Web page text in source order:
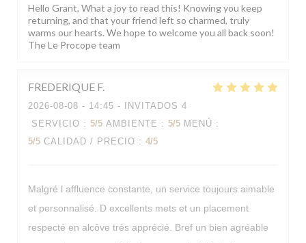
Hello Grant, What a joy to read this! Knowing you keep
returning, and that your friend left so charmed, truly
warms our hearts. We hope to welcome you all back soon!
The Le Procope team
FREDERIQUE F
2026-08-08 - 14:45 - INVITADOS 4
SERVICIO : 5/5 AMBIENTE : 5/5 MENÚ :
5/5 CALIDAD / PRECIO : 4/5
Malgré l affluence constante, un service toujours aimable
et personnalisé. D excellents mets et un placement
respecté en alcôve très apprécié. Bref un bien agréable